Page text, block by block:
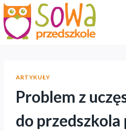
Przejdź
do
treści
ARTYKUŁY
Problem z
do przedszkola